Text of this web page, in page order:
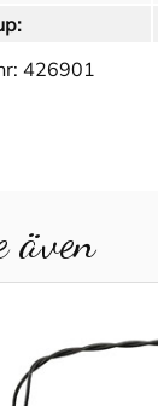
426901
även